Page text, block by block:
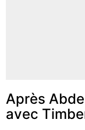
Après
avec